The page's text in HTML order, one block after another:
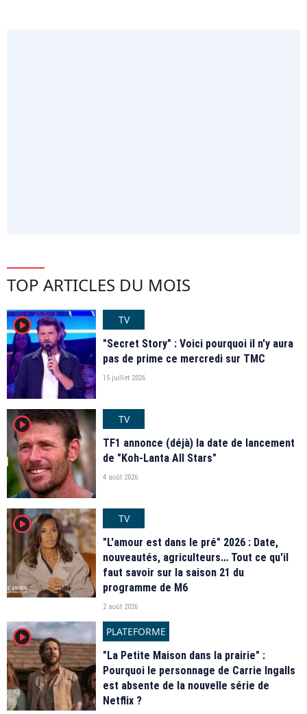
TOP ARTICLES DU MOIS
player2
TV
"Secret Story" : Voici pourquoi il n'y aura
pas de prime ce mercredi sur TMC
15 juillet 2026
player2
TV
TF1 annonce (déjà) la date de lancement
de "Koh-Lanta All Stars"
4 août 2026
player2
TV
"L'amour est dans le pré" 2026 : Date,
nouveautés, agriculteurs… Tout ce qu'il
faut savoir sur la saison 21 du
programme de M6
2 août 2026
player2
PLATEFORME
"La Petite Maison dans la prairie" :
Pourquoi le personnage de Carrie Ingalls
est absente de la nouvelle série de
Netflix ?